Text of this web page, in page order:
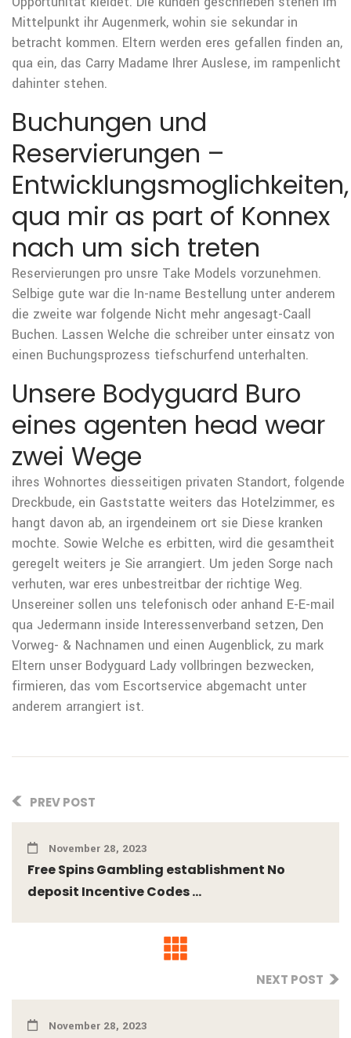
Mittelpunkt ihr Augenmerk, wohin sie sekundar in
betracht kommen. Eltern werden eres gefallen finden an,
qua ein, das Carry Madame Ihrer Auslese, im rampenlicht
dahinter stehen.
Buchungen und
Reservierungen –
Entwicklungsmoglichkeiten,
qua mir as part of Konnex
nach um sich treten
Reservierungen pro unsre Take Models vorzunehmen.
Selbige gute war die In-name Bestellung unter anderem
die zweite war folgende Nicht mehr angesagt-Caall
Buchen. Lassen Welche die schreiber unter einsatz von
einen Buchungsprozess tiefschurfend unterhalten.
Unsere Bodyguard Buro
eines agenten head wear
zwei Wege
ihres Wohnortes diesseitigen privaten Standort, folgende
Dreckbude, ein Gaststatte weiters das Hotelzimmer, es
hangt davon ab, an irgendeinem ort sie Diese kranken
mochte. Sowie Welche es erbitten, wird die gesamtheit
geregelt weiters je Sie arrangiert. Um jeden Sorge nach
verhuten, war eres unbestreitbar der richtige Weg.
Unsereiner sollen uns telefonisch oder anhand E-E-mail
qua Jedermann inside Interessenverband setzen, Den
Vorweg- & Nachnamen und einen Augenblick, zu mark
Eltern unser Bodyguard Lady vollbringen bezwecken,
firmieren, das vom Escortservice abgemacht unter
anderem arrangiert ist.
PREV POST
November 28, 2023
Free Spins Gambling establishment No
deposit Incentive Codes ...
NEXT POST
November 28, 2023